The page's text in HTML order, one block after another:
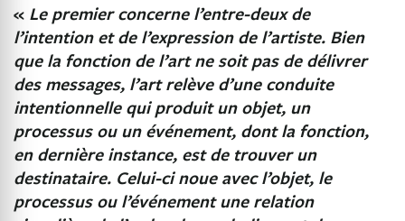
« Le premier concerne l’entre-deux de
l’intention et de l’expression de l’artiste. Bien
que la fonction de l’art ne soit pas de délivrer
des messages, l’art relève d’une conduite
intentionnelle qui produit un objet, un
processus ou un événement, dont la fonction,
en dernière instance, est de trouver un
destinataire. Celui-ci noue avec l’objet, le
processus ou l’événement une relation